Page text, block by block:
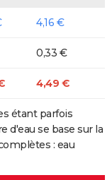
4,16 €
0,33 €
4,49 €
étant parfois
d'eau se base sur la
: eau